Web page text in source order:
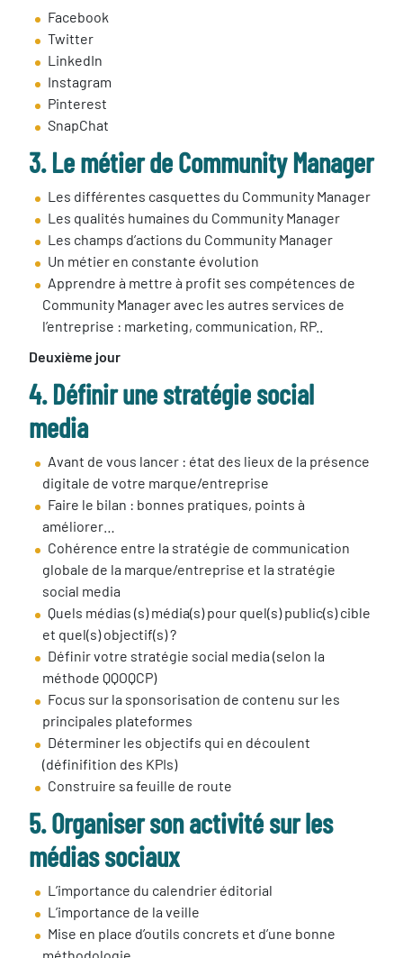
Facebook
Twitter
LinkedIn
Instagram
Pinterest
SnapChat
3. Le métier de Community Manager
Les différentes casquettes du Community Manager
Les qualités humaines du Community Manager
Les champs d’actions du Community Manager
Un métier en constante évolution
Apprendre à mettre à profit ses compétences de
Community Manager avec les autres services de
l’entreprise : marketing, communication, RP..
Deuxième jour
4. Définir une stratégie social
media
Avant de vous lancer : état des lieux de la présence
digitale de votre marque/entreprise
Faire le bilan : bonnes pratiques, points à
améliorer…
Cohérence entre la stratégie de communication
globale de la marque/entreprise et la stratégie
social media
Quels médias (s) média(s) pour quel(s) public(s) cible
et quel(s) objectif(s) ?
Définir votre stratégie social media (selon la
méthode QQOQCP)
Focus sur la sponsorisation de contenu sur les
principales plateformes
Déterminer les objectifs qui en découlent
(définifition des KPIs)
Construire sa feuille de route
5. Organiser son activité sur les
médias sociaux
L’importance du calendrier éditorial
L’importance de la veille
Mise en place d’outils concrets et d’une bonne